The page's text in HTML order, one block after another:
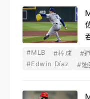
#MLB #棒球 #
#Edwin Díaz
#迪